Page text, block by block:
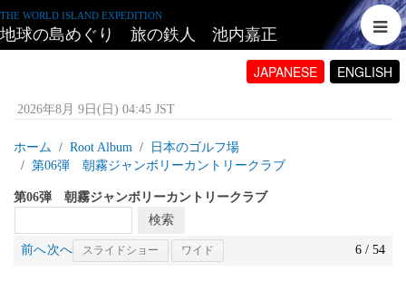
THE WORLD ISLAND EXPEDITION
地球の島めぐり 旅の鉄人 池内嘉正
JAPANESE ENGLISH
2026年8月 9日(日) 04:45 JST
ホーム Root Album
日本のゴルフ場
第06弾 朝霧ジャンボリーカントリークラブ
第06弾 朝霧ジャンボリーカントリークラブ
前へ次へ スライドショー ワイド 6 / 54